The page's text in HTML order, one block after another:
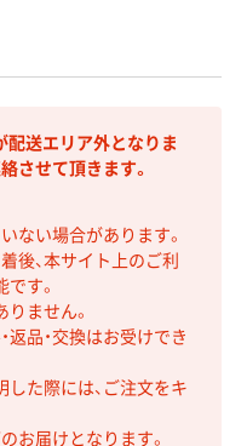
配送エリア外となりま
させて頂きます。
ない場合があります。
後、本サイト上のご利
す。
ません。
返品・交換はお受けでき
た際には、ご注文をキ
お届けとなります。